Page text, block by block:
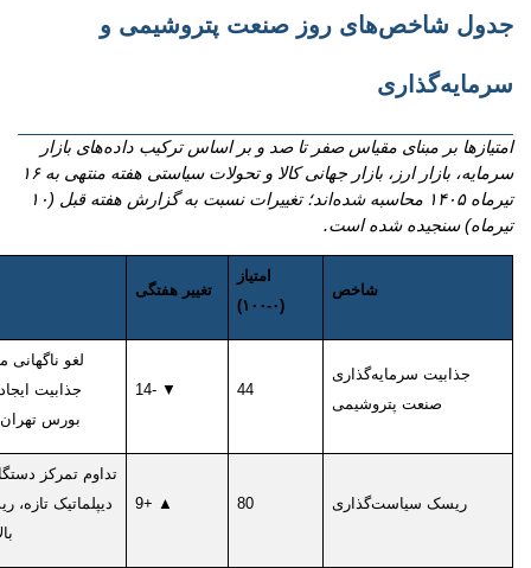
جدول شاخص‌های روز صنعت پتروشیمی و
سرمایه‌گذاری
امتیازها بر مبنای مقیاس صفر تا صد و بر اساس ترکیب داده‌های بازار
سرمایه، بازار ارز، بازار جهانی کالا و تحولات سیاستی هفته منتهی به ۱۶
تیرماه ۱۴۰۵ محاسبه شده‌اند؛ تغییرات نسبت به گزارش هفته قبل (۱۰
تیرماه) سنجیده شده است.
شاخص
امتیاز
(۰-۱۰۰)
تغییر هفتگی
جذابیت سرمایه‌گذاری
صنعت پتروشیمی
44
▼ -14
لغو
جذابیت
بورس
ریسک سیاست‌گذاری 80
▲ +9
تداوم تمرکز
دیپلماتیک